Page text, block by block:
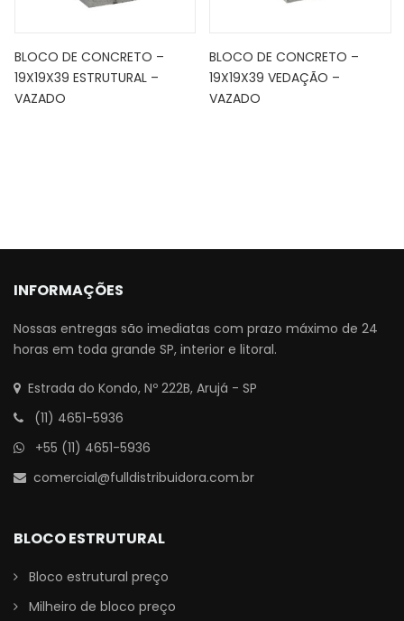
BLOCO DE CONCRETO –
19X19X39 ESTRUTURAL –
VAZADO
BLOCO DE CONCRETO –
19X19X39 VEDAÇÃO –
VAZADO
INFORMAÇÕES
Nossas entregas são imediatas com prazo máximo de 24
horas em toda grande SP, interior e litoral.
Estrada do Kondo, Nº 222B, Arujá - SP
(11) 4651-5936
+55 (11) 4651-5936
comercial@fulldistribuidora.com.br
BLOCO ESTRUTURAL
Bloco estrutural preço
Milheiro de bloco preço